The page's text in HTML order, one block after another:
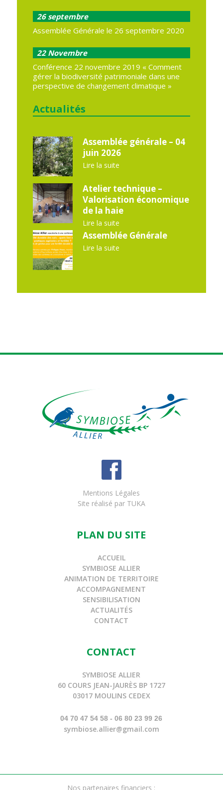
26 septembre
Assemblée Générale le 26 septembre 2020
22 Novembre
Conférence 22 novembre 2019 « Comment
gérer la biodiversité patrimoniale dans une
perspective de changement climatique »
Actualités
Assemblée générale – 04
juin 2026
Lire la suite
Atelier technique –
Valorisation économique
de la haie
Lire la suite
Assemblée Générale
Lire la suite
Mentions Légales
Site réalisé par TUKA
PLAN DU SITE
ACCUEIL
SYMBIOSE ALLIER
ANIMATION DE TERRITOIRE
ACCOMPAGNEMENT
SENSIBILISATION
ACTUALITÉS
CONTACT
CONTACT
SYMBIOSE ALLIER
60 COURS JEAN-JAURÈS BP 1727
03017 MOULINS CEDEX
04 70 47 54 58 - 06 80 23 99 26
symbiose.allier@gmail.com
Nos partenaires financiers :